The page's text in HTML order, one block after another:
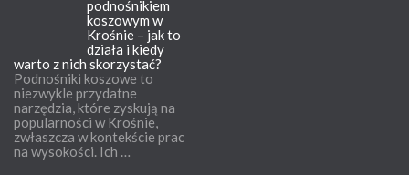
podnośnikiem
koszowym w
Krośnie – jak to
działa i kiedy
warto z nich skorzystać?
Podnośniki koszowe to
niezwykle przydatne
narzędzia, które zyskują na
popularności w Krośnie,
zwłaszcza w kontekście prac
na wysokości. Ich …